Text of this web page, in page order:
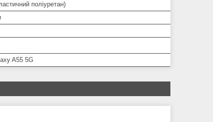
поліуретан)
A55 5G